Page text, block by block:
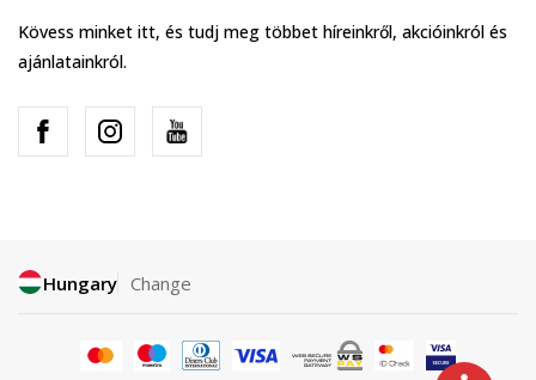
Kövess minket itt, és tudj meg többet híreinkről, akcióinkról és
ajánlatainkról.
Hungary Change